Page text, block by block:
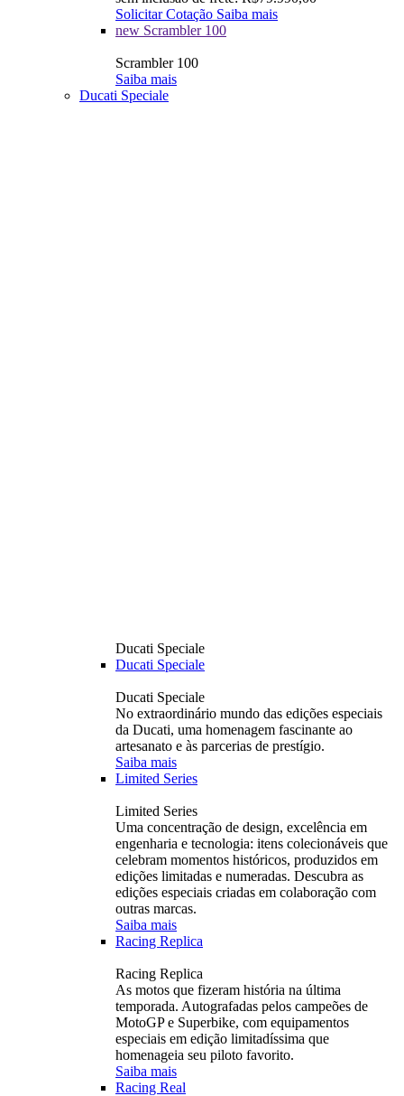
Solicitar Cotação Saiba mais
new Scrambler 100
Scrambler 100
Saiba mais
Ducati Speciale
Ducati Speciale
Ducati Speciale
Ducati Speciale
No extraordinário mundo das edições especiais
da Ducati, uma homenagem fascinante ao
artesanato e às parcerias de prestígio.
Saiba mais
Limited Series
Limited Series
Uma concentração de design, excelência em
engenharia e tecnologia: itens colecionáveis ​​que
celebram momentos históricos, produzidos em
edições limitadas e numeradas. Descubra as
edições especiais criadas em colaboração com
outras marcas.
Saiba mais
Racing Replica
Racing Replica
As motos que fizeram história na última
temporada. Autografadas pelos campeões de
MotoGP e Superbike, com equipamentos
especiais em edição limitadíssima que
homenageia seu piloto favorito.
Saiba mais
Racing Real